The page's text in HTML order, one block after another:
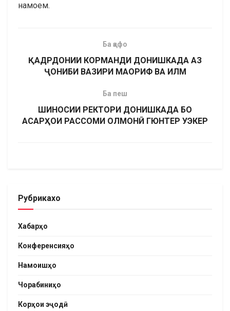
намоем.
Ба қафо
ҚАДРДОНИИ КОРМАНДИ ДОНИШКАДА АЗ
ҶОНИБИ ВАЗИРИ МАОРИФ ВА ИЛМ
Ба пеш
ШИНОСИИ РЕКТОРИ ДОНИШКАДА БО
АСАРҲОИ РАССОМИ ОЛМОНӢ ГЮНТЕР УЭКЕР
Рубрикахо
Хабарҳо
Конференсияҳо
Намоишҳо
Чорабиниҳо
Корҳои эҷодӣ